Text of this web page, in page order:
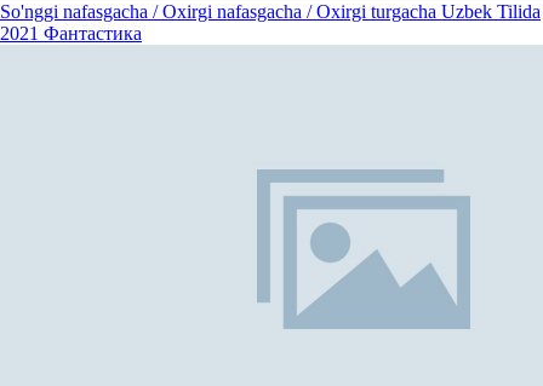
So'nggi nafasgacha / Oxirgi nafasgacha / Oxirgi turgacha Uzbek Tilida
2021 Фантастика